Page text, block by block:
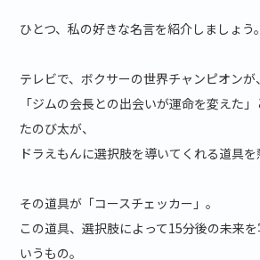
ひとつ、私の好きな名言を紹介しましょう。
テレビで、ボクサーの世界チャンピオンが、
「ジムの会長との出会いが運命を変えた
たのび太が、
ドラえもんに選択肢を導いてくれる道具を
その道具が「コースチェッカー」。
この道具、選択肢によって15分後の未来
いうもの。